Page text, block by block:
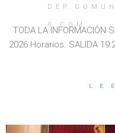
0 COM.
TODA LA INFORMACIÓN
2026 Horarios. SALIDA